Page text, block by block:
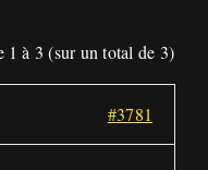
1 à 3 (sur un total de 3)
#3781